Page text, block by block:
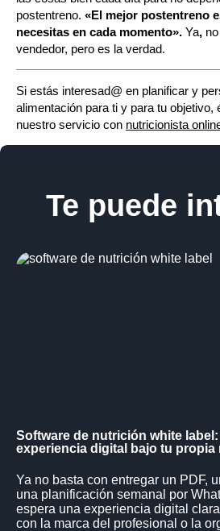
postentreno. «El mejor postentreno
necesitas en cada momento». Ya,
vendedor, pero es la verdad.
Si estás interesad@ en planificar y
alimentación para ti y para tu objetivo,
nuestro servicio con nutricionista
Te puede
Software de nutrición white
experiencia digital bajo tu propia
Ya no basta con entregar un PDF,
una planificación semanal por
espera una experiencia digital
con la marca del profesional o la